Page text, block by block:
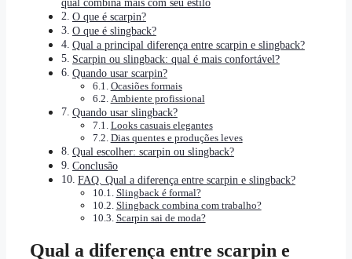
O que é scarpin?
O que é slingback?
Qual a principal diferença entre scarpin e slingback?
Scarpin ou slingback: qual é mais confortável?
Quando usar scarpin?
Ocasiões formais
Ambiente profissional
Quando usar slingback?
Looks casuais elegantes
Dias quentes e produções leves
Qual escolher: scarpin ou slingback?
Conclusão
FAQ. Qual a diferença entre scarpin e slingback?
Slingback é formal?
Slingback combina com trabalho?
Scarpin sai de moda?
Qual a diferença entre scarpin e